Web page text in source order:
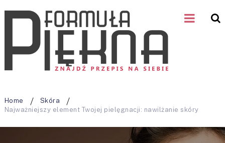
Home
Skóra
Najważniejszy element Twojej pielęgnacji: nawilżanie skóry